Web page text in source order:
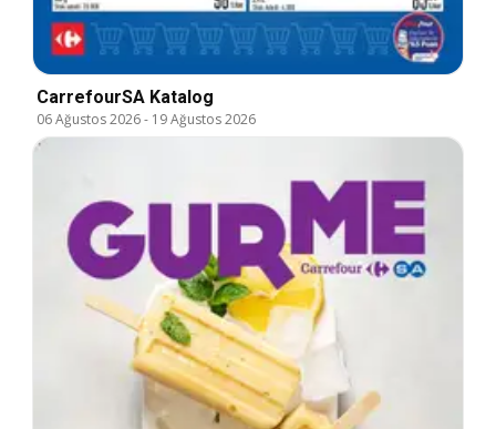
CarrefourSA Katalog
06 Ağustos 2026- 19 Ağustos 2026